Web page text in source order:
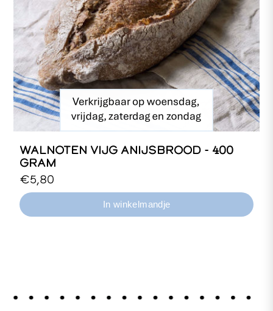
WALNOTEN VIJG ANIJSBROOD - 400
GRAM
Tarweroggebrood, desem.
€5,80